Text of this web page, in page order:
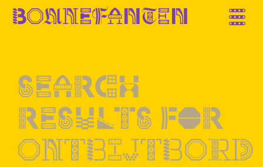
Bonnefanten
Search
results for
ontbijtbord